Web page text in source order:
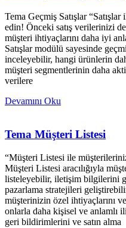
Tema Geçmiş Satışlar “Satışlar
edin! Önceki satış verilerinizi
müşteri ihtiyaçlarını daha iyi
Satışlar modülü sayesinde
inceleyebilir, hangi ürünlerin
müşteri segmentlerinin daha
verilere
Devamını Oku
Tema Müşteri Listesi
“Müşteri Listesi ile
Müşteri Listesi aracılığıyla
listeleyebilir, iletişim bilgilerini
pazarlama stratejileri
müşterinizin özel ihtiyaçlarını
onlarla daha kişisel ve anlamlı
geri bildirimlerini ve satın alma